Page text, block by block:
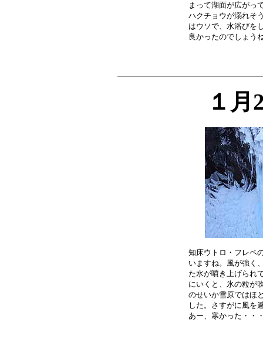
まって湖面が広がっ
ハクチョウが溺れそ
はウソで、水浴びを
１月
知床ウトロ・フレペ
いますね。風が強く
た水が噴き上げられ
にいくと、氷の粒が
のせいか雪原ではほ
した。さすがに風を